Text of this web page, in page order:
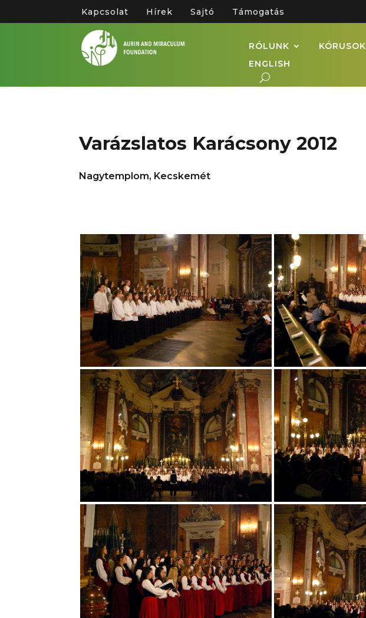
Kapcsolat Hírek Sajtó Támogatás
RÓLUNK KÓRUSOK
ENGLISH
Varázslatos Karácsony 2012
Nagytemplom, Kecskemét